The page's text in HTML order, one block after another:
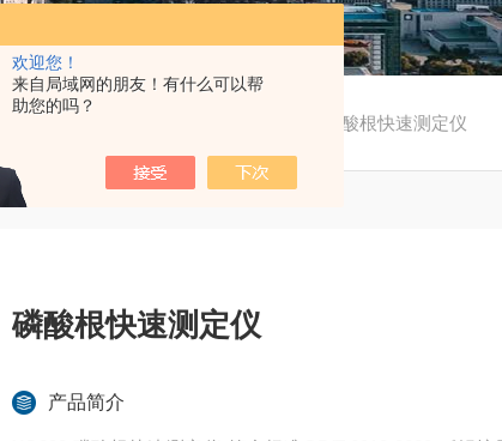
欢迎您！
来自局域网的朋友！有什么可以帮
助您的吗？
/ XG203磷酸根快速测定仪
磷酸根快速测定仪
产品简介